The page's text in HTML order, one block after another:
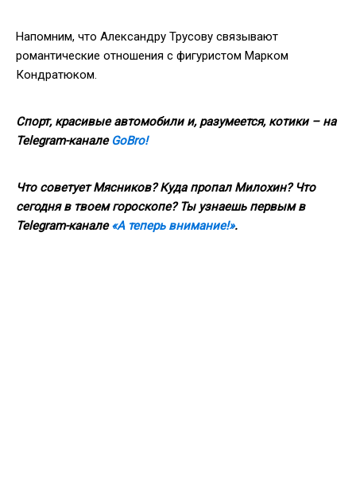
Напомним, что Александру Трусову связывают
романтические отношения с фигуристом Марком
Кондратюком.
Спорт, красивые автомобили и, разумеется, котики – на
Telegram-канале GoBro!
Что советует Мясников? Куда пропал Милохин? Что
сегодня в твоем гороскопе? Ты узнаешь первым в
Telegram-канале«А теперь внимание!».